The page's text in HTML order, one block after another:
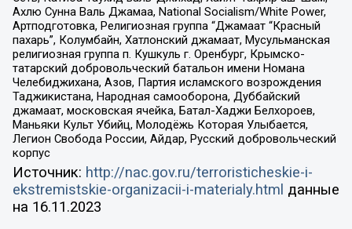
Ахлю Сунна Валь Джамаа, National Socialism/White Power,
Артподготовка, Религиозная группа “Джамаат “Красный
пахарь”, Колумбайн, Хатлонский джамаат, Мусульманская
религиозная группа п. Кушкуль г. Оренбург, Крымско-
татарский добровольческий батальон имени Номана
Челебиджихана, Азов, Партия исламского возрождения
Таджикистана, Народная самооборона, Дуббайский
джамаат, московская ячейка, Батал-Хаджи Белхороев,
Маньяки Культ Убийц, Молодёжь Которая Улыбается,
Легион Свобода России, Айдар, Русский добровольческий
корпус
Источник: http://nac.gov.ru/terroristicheskie-i-
ekstremistskie-organizacii-i-materialy.html данные
на 16.11.2023